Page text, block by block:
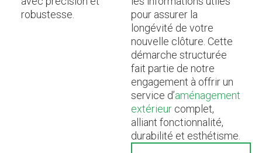
robustesse.
pour assurer la
longévité de votre
nouvelle clôture. Cette
démarche structurée
fait partie de notre
engagement à offrir un
service d’aménagement
extérieur complet,
alliant fonctionnalité,
durabilité et esthétisme.